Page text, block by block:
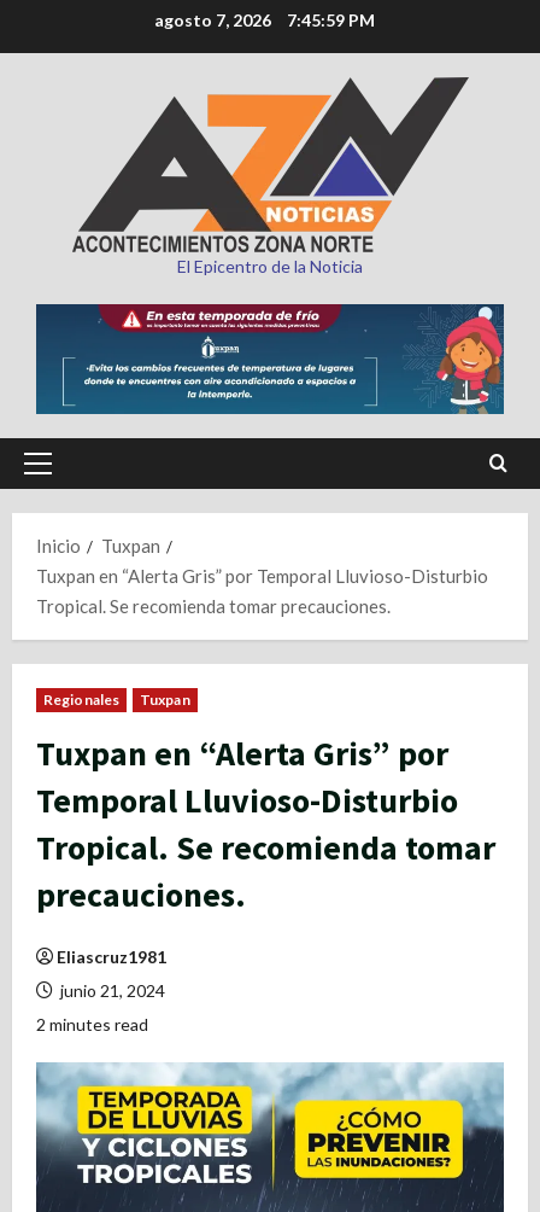
al
agosto 7, 2026 7:46:00 PM
El Epicentro de la Noticia
Menú
Inicio
Tuxpan
Tuxpan en “Alerta Gris” por Temporal Lluvioso-Disturbio
Tropical. Se recomienda tomar precauciones.
Regionales Tuxpan
Tuxpan en “Alerta Gris” por
Temporal Lluvioso-Disturbio
Tropical. Se recomienda tomar
precauciones.
Eliascruz1981
junio 21, 2024
2 minutes read